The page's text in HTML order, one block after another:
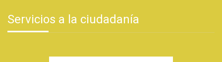
Servicios a la ciudadanía